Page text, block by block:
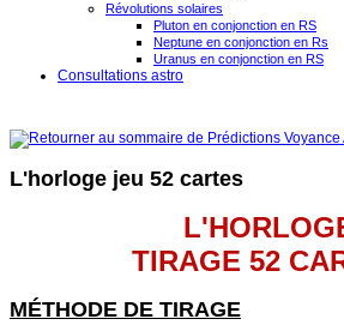
Révolutions solaires
Pluton en conjonction en RS
Neptune en conjonction en Rs
Uranus en conjonction en RS
Consultations astro
L'horloge jeu 52 cartes
TIRAGE 52
MÉTHODE DE TIRAGE